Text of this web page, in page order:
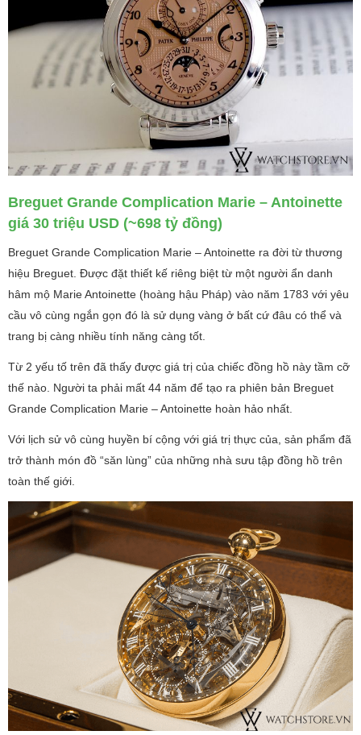
Breguet Grande Complication Marie – Antoinette
giá 30 triệu USD (~698 tỷ đồng)
Breguet Grande Complication Marie – Antoinette ra đời từ thương
hiệu Breguet. Được đặt thiết kế riêng biệt từ một người ẩn danh
hâm mộ Marie Antoinette (hoàng hậu Pháp) vào năm 1783 với yêu
cầu vô cùng ngắn gọn đó là sử dụng vàng ở bất cứ đâu có thể và
trang bị càng nhiều tính năng càng tốt.
Từ 2 yếu tố trên đã thấy được giá trị của chiếc đồng hồ này tầm cỡ
thế nào. Người ta phải mất 44 năm để tạo ra phiên bản Breguet
Grande Complication Marie – Antoinette hoàn hảo nhất.
Với lịch sử vô cùng huyền bí cộng với giá trị thực của, sản phẩm đã
trở thành món đồ “săn lùng” của những nhà sưu tập đồng hồ trên
toàn thế giới.